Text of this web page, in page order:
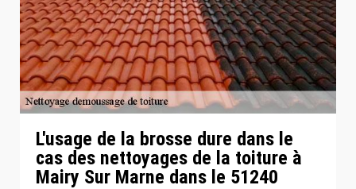
L'usage de la brosse dure dans le
cas des nettoyages de la toiture à
Mairy Sur Marne dans le 51240